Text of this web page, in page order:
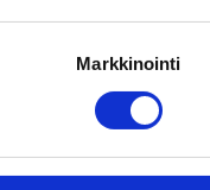
Markkinointi